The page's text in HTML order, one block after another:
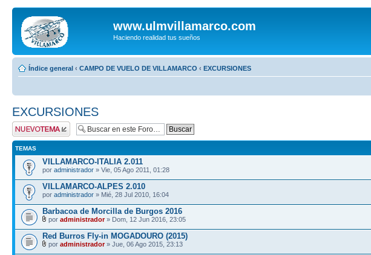
www.ulmvillamarco.com
Haciendo realidad tus sueños
Índice general ‹ CAMPO DE VUELO DE VILLAMARCO ‹ EXCURSIONES
EXCURSIONES
Publicar un nuevo
tema
TEMAS
VILLAMARCO-ITALIA 2.011
por administrador » Vie, 05 Ago 2011, 01:28
VILLAMARCO-ALPES 2.010
por administrador » Mié, 28 Jul 2010, 16:04
Barbacoa de Morcilla de Burgos 2016
por administrador» Dom, 12 Jun 2016, 23:05
Red Burros Fly-in MOGADOURO (2015)
por administrador» Jue, 06 Ago 2015, 23:13